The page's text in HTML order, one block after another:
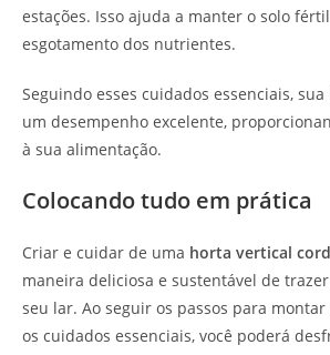
estações. Isso ajuda a manter o solo
esgotamento dos nutrientes.
Seguindo esses cuidados essenciais,
um desempenho excelente,
à sua alimentação.
Colocando tudo em prática
Criar e cuidar de uma horta vertical
maneira deliciosa e sustentável de
seu lar. Ao seguir os passos para
os cuidados essenciais, você poderá